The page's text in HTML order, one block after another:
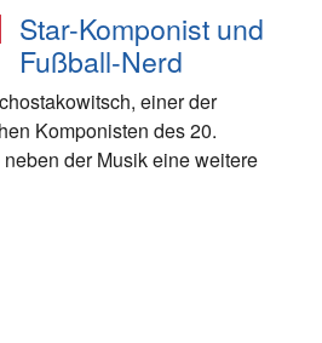
Star-Komponist und
Fußball-Nerd
einer der
Komponisten des 20.
der Musik eine weitere